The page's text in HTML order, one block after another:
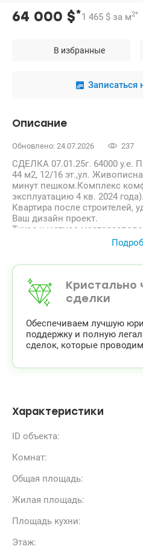
64 000 $*1 465 $ за м2*
В избранные
Записаться
Описание
Обновлено: 24.07.2026 237
СДЕЛКА 07.01.25г. 64000 у.е.
44 м2, 12/16 эт.,ул.
минут пешком.Комплекс
эксплуатацию 4 кв. 2024
Квартира после строителей,
Ваш дизайн проект.
Тихое и уютное
вид-на лес и озеро с пляжем,
секций. Индивидуальное
секции установлены
лифты – грузовой и
расположены объекты
для размещения маркета,
объектов сферы услуг.
Закрытая охраняемая
видеонаблюдение,
подземный паркинг с
электрокаров, современная
гриль зона отдыха для
Кристально
сделки
Обеспечиваем лучшую
поддержку и полную
сделок, которые
Характеристики
ID объекта:
Комнат:
Общая площадь:
Жилая площадь:
Площадь кухни:
Этаж: